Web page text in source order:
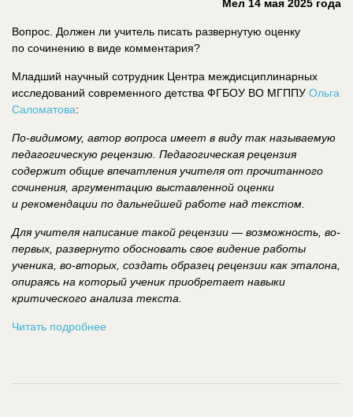
Мел 14 мая 2025 года
Вопрос. Должен ли учитель писать развернутую оценку
по сочинению в виде комментария?
Младший научный сотрудник Центра междисциплинарных
исследований современного детства ФГБОУ ВО МГППУ Ольга
Саломатова:
По-видимому, автор вопроса имеет в виду так называемую
педагогическую рецензию. Педагогическая рецензия
содержит общие впечатления учителя от прочитанного
сочинения, аргументацию выставленной оценки
и рекомендации по дальнейшей работе над текстом.
Для учителя написание такой рецензии — возможность, во-
первых, развернуто обосновать свое видение работы
ученика, во-вторых, создать образец рецензии как эталона,
опираясь на который ученик приобретает навыки
критического анализа текста.
Читать подробнее